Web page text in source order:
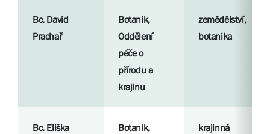
Bc. David
Prachař
Botanik,
Oddělení
péče o
přírodu a
krajinu
zemědělství,
botanika
Bc. Eliška
Botanik,
krajinná